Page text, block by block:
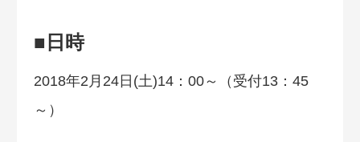
■日時
2018年2月24日(土)14：00～（受付13：45
～）